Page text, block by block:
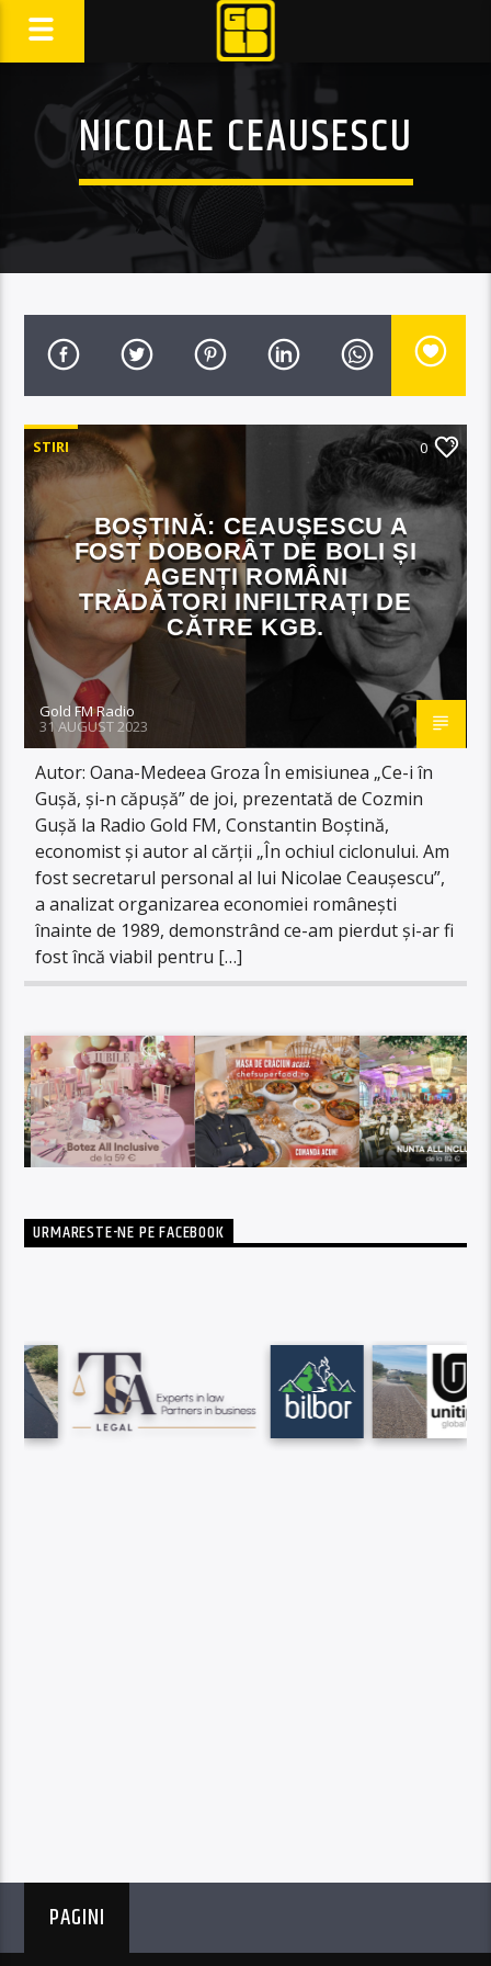
NICOLAE CEAUSESCU
STIRI 0
BOȘTINĂ: CEAUȘESCU A
FOST DOBORÂT DE BOLI ȘI
AGENȚI ROMÂNI
TRĂDĂTORI INFILTRAȚI DE
CĂTRE KGB.
Gold FM Radio
31 AUGUST 2023
Autor: Oana-Medeea Groza În emisiunea „Ce-i în
Gușă, și-n căpușă” de joi, prezentată de Cozmin
Gușă la Radio Gold FM, Constantin Boștină,
economist și autor al cărții „În ochiul ciclonului. Am
fost secretarul personal al lui Nicolae Ceaușescu”,
a analizat organizarea economiei românești
înainte de 1989, demonstrând ce-am pierdut și-ar fi
fost încă viabil pentru […]
URMARESTE-NE PE FACEBOOK
PAGINI